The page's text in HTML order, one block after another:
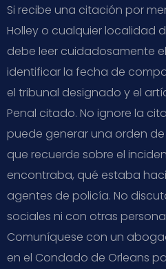
Si recibe una citación por
Holley o cualquier localidad
debe leer cuidadosamente
identificar la fecha de
el tribunal designado y el
Penal citado. No ignore la
puede generar una orden
que recuerde sobre el
encontraba, qué estaba
agentes de policía. No
sociales ni con otras
Comuníquese con un
en el Condado de Orleans